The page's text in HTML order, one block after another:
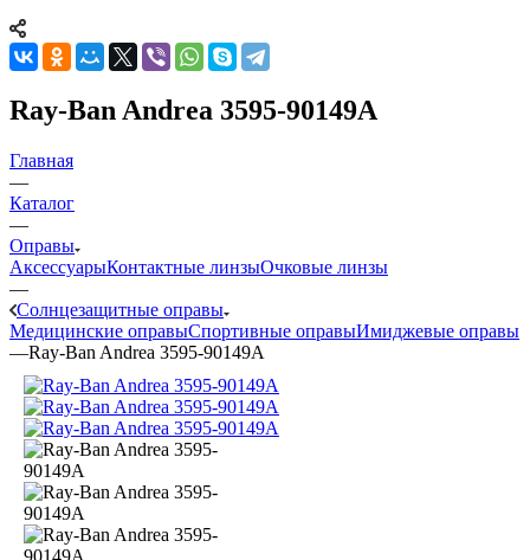
Ray-Ban Andrea 3595-90149A
Главная
—
Каталог
—
Оправы
АксессуарыКонтактные линзыОчковые линзы
—
Солнцезащитные оправы
Медицинские оправыСпортивные оправыИмиджевые оправы
—Ray-Ban Andrea 3595-90149A